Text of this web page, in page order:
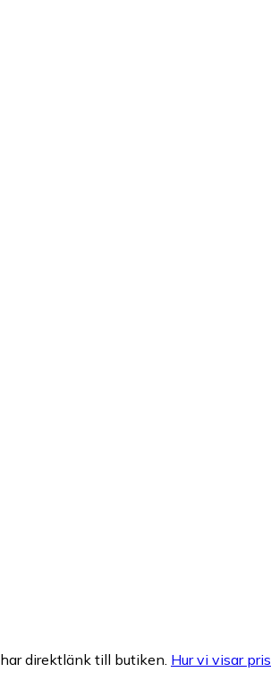
direktlänk till butiken. Hur vi visar